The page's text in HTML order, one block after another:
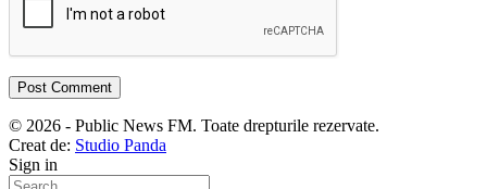
© 2026 - Public News FM. Toate drepturile rezervate.
Creat de: Studio Panda
Sign in